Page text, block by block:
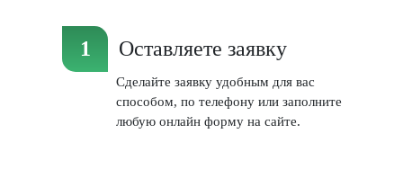
Оставляете заявку
Сделайте заявку удобным для вас
способом, по телефону или заполните
любую онлайн форму на сайте.